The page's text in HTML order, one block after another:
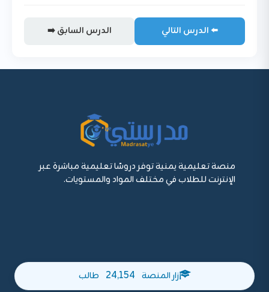
➡️ الدرس السابق الدرس التالي ⬅️
منصة تعليمية يمنية توفر دروسًا تعليمية مباشرة عبر
الإنترنت للطلاب في مختلف المواد والمستويات.
زار المنصة 24,154 طالب